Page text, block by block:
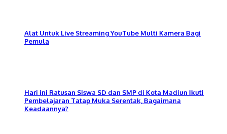
Alat Untuk Live Streaming YouTube Multi Kamera Bagi
Pemula
Hari ini Ratusan Siswa SD dan SMP di Kota Madiun Ikuti
Pembelajaran Tatap Muka Serentak, Bagaimana
Keadaannya?